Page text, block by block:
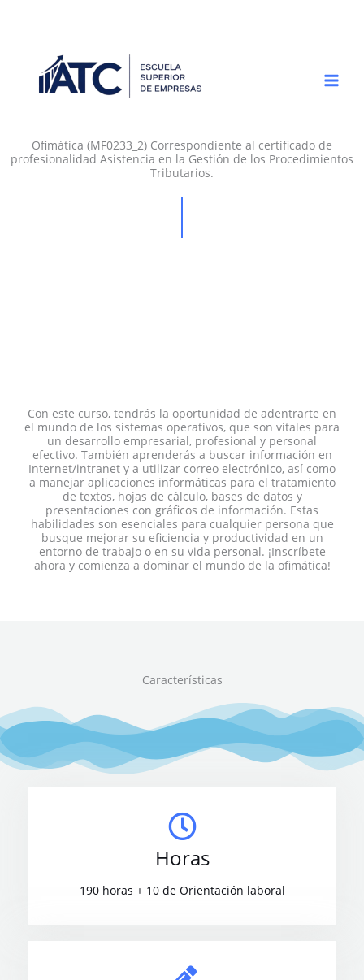
Ofimática (MF0233_2) Correspondiente al certificado de
profesionalidad Asistencia en la Gestión de los Procedimientos
Tributarios.
Con este curso, tendrás la oportunidad de adentrarte en
el mundo de los sistemas operativos, que son vitales para
un desarrollo empresarial, profesional y personal
efectivo. También aprenderás a buscar información en
Internet/intranet y a utilizar correo electrónico, así como
a manejar aplicaciones informáticas para el tratamiento
de textos, hojas de cálculo, bases de datos y
presentaciones con gráficos de información. Estas
habilidades son esenciales para cualquier persona que
busque mejorar su eficiencia y productividad en un
entorno de trabajo o en su vida personal. ¡Inscríbete
ahora y comienza a dominar el mundo de la ofimática!
Características
Horas
190 horas + 10 de Orientación laboral